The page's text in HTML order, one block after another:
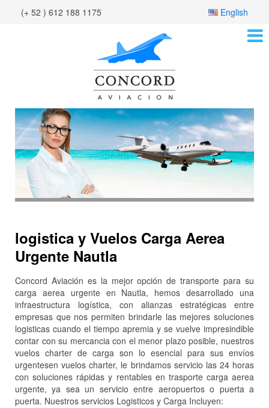
(+ 52 ) 612 188 1175 English
logistica y Vuelos Carga Aerea
Urgente Nautla
Concord Aviación es la mejor opción de transporte para su
carga aerea urgente en Nautla, hemos desarrollado una
infraestructura logística, con alianzas estratégicas entre
empresas que nos permiten brindarle las mejores soluciones
logisticas cuando el tiempo apremia y se vuelve impresindible
contar con su mercancia con el menor plazo posible, nuestros
vuelos charter de carga son lo esencial para sus envíos
urgentesen vuelos charter, le brindamos servicio las 24 horas
con soluciones rápidas y rentables en trasporte carga aerea
urgente, ya sea un servicio entre aeropuertos o puerta a
puerta. Nuestros servicios Logisticos y Carga Incluyen: